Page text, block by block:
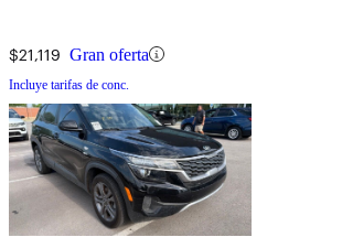
$21,119 Gran oferta
Incluye tarifas de conc.